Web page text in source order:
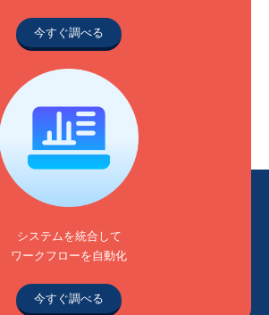
今すぐ調べる
システムを統合して
ワークフローを自動化
今すぐ調べる